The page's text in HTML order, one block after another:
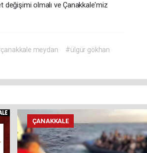
değişimi olmalı ve Çanakkale'miz
meydan #ülgür gökhan
ÇANAKKALE